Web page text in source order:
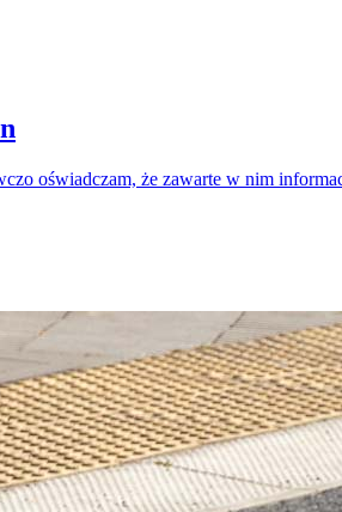
oświadczam, że zawarte w nim